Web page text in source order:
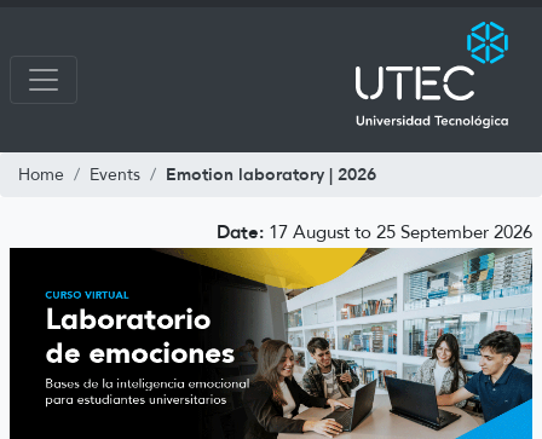
Home Events Emotion laboratory | 2026
Date: 17 August to 25 September 2026